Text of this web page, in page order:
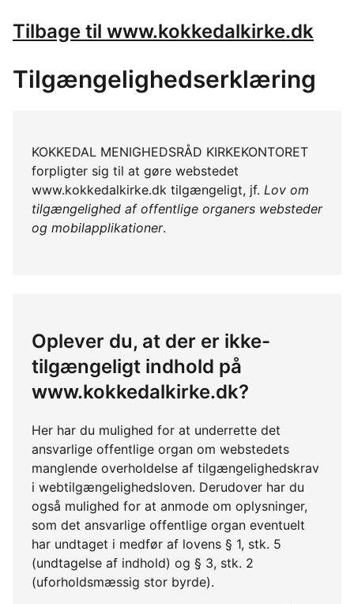
Tilbage til www.kokkedalkirke.dk
Tilgængelighedserklæring
KOKKEDAL MENIGHEDSRÅD KIRKEKONTORET
forpligter sig til at gøre webstedet
www.kokkedalkirke.dk tilgængeligt, jf. Lov om
tilgængelighed af offentlige organers websteder
og mobilapplikationer.
Oplever du, at der er ikke-
tilgængeligt indhold på
www.kokkedalkirke.dk?
Her har du mulighed for at underrette det
ansvarlige offentlige organ om webstedets
manglende overholdelse af tilgængelighedskrav
i webtilgængelighedsloven. Derudover har du
også mulighed for at anmode om oplysninger,
som det ansvarlige offentlige organ eventuelt
har undtaget i medfør af lovens § 1, stk. 5
(undtagelse af indhold) og § 3, stk. 2
(uforholdsmæssig stor byrde).